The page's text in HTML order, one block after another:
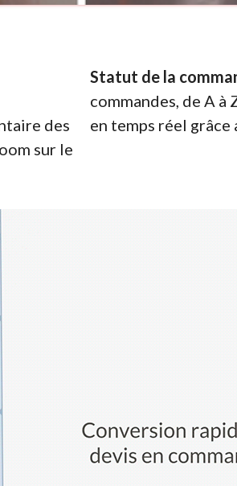
des
sur le
Statut de la
commandes, de A
en temps réel